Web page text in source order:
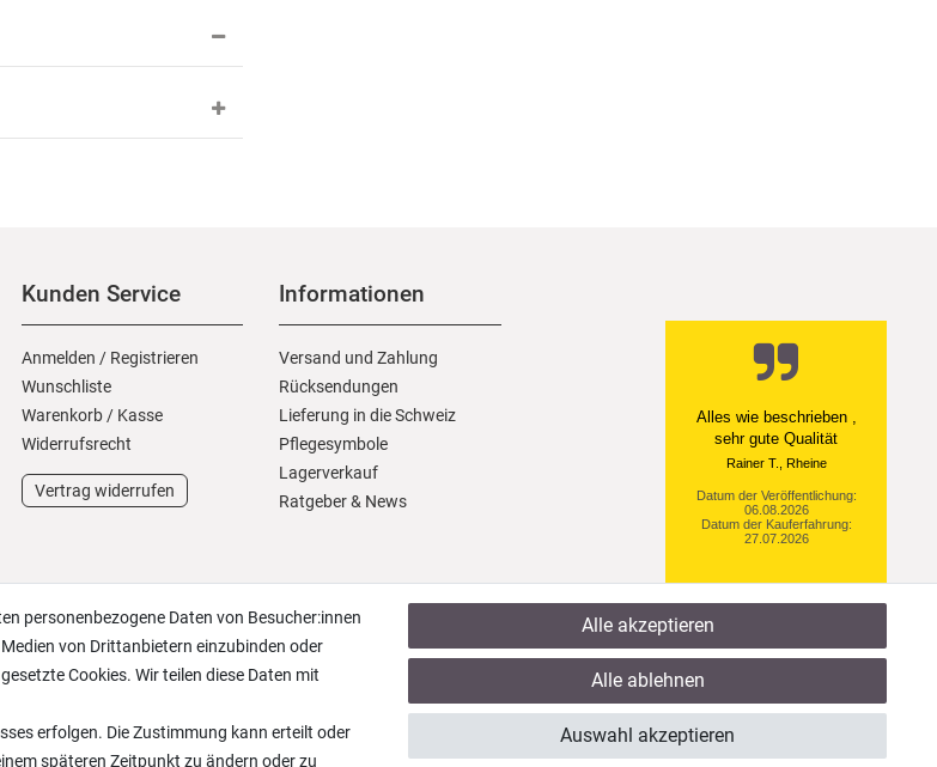
Kunden Service
Anmelden / Registrieren
Wunschliste
Warenkorb / Kasse
Widerrufs­recht
Vertrag widerrufen
Informationen
Versand und Zahlung
Rücksendungen
Lieferung in die Schweiz
Pflegesymbole
Lagerverkauf
Ratgeber & News
Ein einfach toller Service
- prompte Lieferung und
sogar mit Pflegehinweis!
Datum der Veröffentlichung:
05.08.2026
Datum der Kauferfahrung:
29.07.2026
922 Bewertungen
personenbezogene Daten von Besucher:innen
von Drittanbietern einzubinden oder
Cookies. Wir teilen diese Daten mit
erfolgen. Die Zustimmung kann erteilt oder
späteren Zeitpunkt zu ändern oder zu
Alle akzeptieren
Alle ablehnen
Auswahl akzeptieren